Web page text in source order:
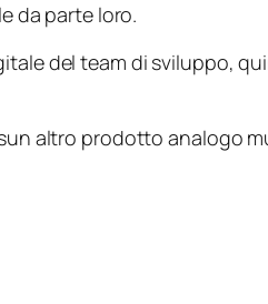
da parte loro.
del team di sviluppo,
altro prodotto analogo